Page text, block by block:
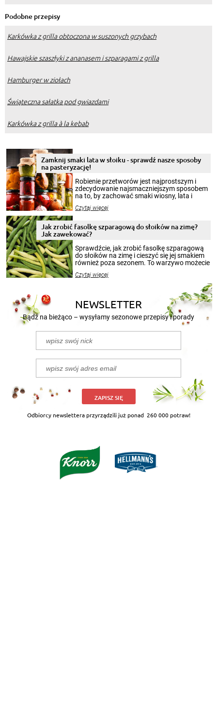
Podobne przepisy
Karkówka z grilla obtoczona w suszonych grzybach
Hawajskie szaszłyki z ananasem i szparagami z grilla
Hamburger w ziołach
Świąteczna sałatka pod gwiazdami
Karkówka z grilla à la kebab
Zamknij smaki lata w słoiku - sprawdź nasze sposoby
na pasteryzację!
Robienie przetworów jest najprostszym i
zdecydowanie najsmaczniejszym sposobem
na to, by zachować smaki wiosny, lata i
krajobrazów, by cieszyć nimi oko w sezonie
pełni poczuć atmosferę cieplejszych
miesięcy. Przygotowanie słoików ze
patenty, które pozwolą zachować świeżość
przetworów.
Czytaj więcej
Jak zrobić fasolkę szparagową do słoików na zimę?
Jak zawekować?
Sprawdźcie, jak zrobić fasolkę szparagową
do słoików na zimę i cieszyć się jej smakiem
również poza sezonem. To warzywo możecie
nasze propozycje!
Czytaj więcej
NEWSLETTER
Bądź na bieżąco – wysyłamy sezonowe przepisy i porady
ZAPISZ SIĘ
Odbiorcy newslettera przyrządzili już ponad 260 000 potraw!